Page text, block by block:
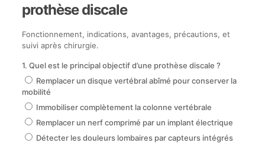
prothèse discale
Fonctionnement, indications, avantages, précautions, et
suivi après chirurgie.
1. Quel est le principal objectif d’une prothèse discale ?
Remplacer un disque vertébral abîmé pour conserver la
mobilité
Immobiliser complètement la colonne vertébrale
Remplacer un nerf comprimé par un implant électrique
Détecter les douleurs lombaires par capteurs intégrés